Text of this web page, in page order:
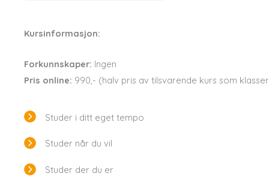
Kursinformasjon:
Forkunnskaper: Ingen
Pris online: 990,- (halv pris av tilsvarende kurs som
Studer i ditt eget tempo
Studer når du vil
Studer der du er